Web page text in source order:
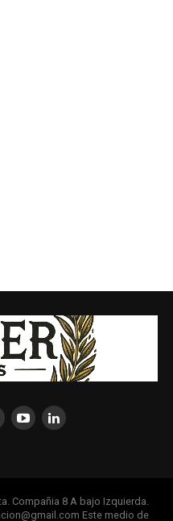
Compañia 8 A bajo Izquierda.
Este medio de